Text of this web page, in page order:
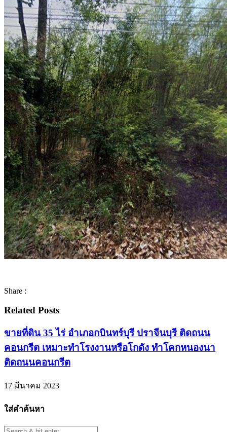
Share :
Related Posts
ขายที่ดิน 35 ไร่ อำเภอกบินทร์บุรี ปราจีนบุรี ติดถนน
คอนกรีต เหมาะทำโรงงานหรือโกดัง ทำโคกหนองนา
ติดถนนคอนกรีต
17 มีนาคม 2023
ใส่คำค้นหา